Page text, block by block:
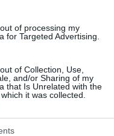
of processing my
for Targeted Advertising.
of Collection, Use,
and/or Sharing of my
that Is Unrelated with the
it was collected.
gumi
az eddigi
mentes
jól láthatóan
úgy jelennek meg,
tönkretenné az
átlátható, a szűrés
tudtam például